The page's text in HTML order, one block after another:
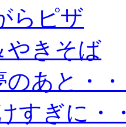
らピザ
やきそば
のあと・
すぎに・